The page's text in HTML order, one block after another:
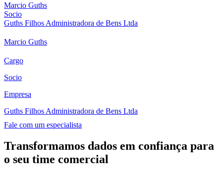
Marcio Guths
Socio
Guths Filhos Administradora de Bens Ltda
Marcio Guths
Cargo
Socio
Empresa
Guths Filhos Administradora de Bens Ltda
Fale com um especialista
Transformamos dados em confiança para
o seu time comercial